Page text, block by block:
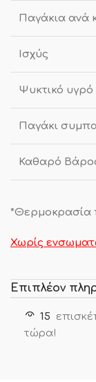
Παγάκια ανά
Ισχύς
Ψυκτικό υγρό
Παγάκι
Καθαρό
*Θερμοκρασία
Χωρίς
Επιπλέον
15
τώρα!